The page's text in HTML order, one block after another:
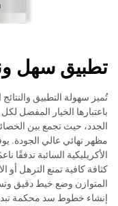
تطبيق سهل
تُميز سهولة التطبيق والنتائج
باعتبارها الخيار المفضل
الجدد، حيث تجمع بين
مظهر نهائي عالي الجودة.
الأكريليكية السائبة تدفقًا
كثافة كافية تمنع الترهل أو
المتوازن وضع خيط دقيق
إنشاء خطوط سد محكمة